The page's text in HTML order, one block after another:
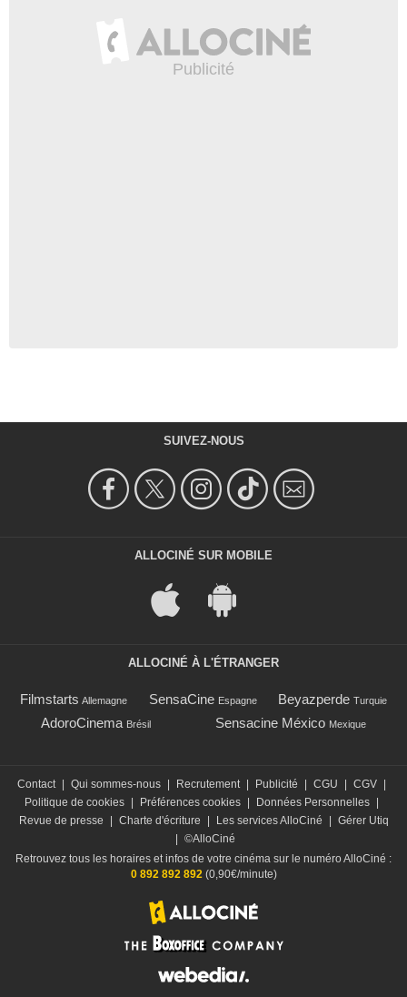
SUIVEZ-NOUS
ALLOCINÉ SUR MOBILE
ALLOCINÉ À L'ÉTRANGER
Filmstarts Allemagne SensaCine Espagne Beyazperde Turquie
AdoroCinema Brésil Sensacine México Mexique
Contact Qui sommes-nous Recrutement Publicité CGU CGV
Politique de cookies
Préférences cookies Données Personnelles
Revue de presse
Charte d'écriture Les services AlloCiné
Gérer Utiq
©AlloCiné
Retrouvez tous les horaires et infos de votre cinéma sur le numéro AlloCiné :
0 892 892 892(0,90€/minute)